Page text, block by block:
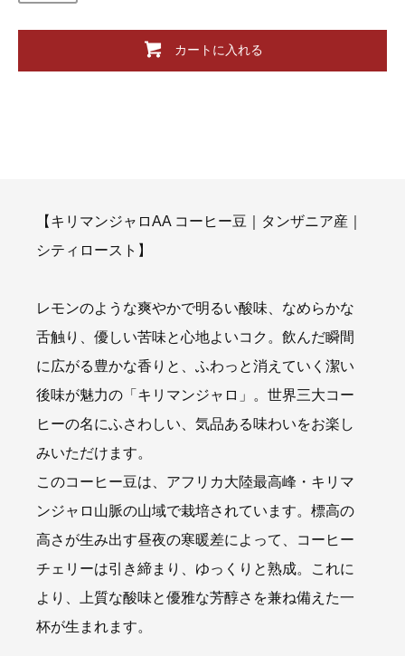
カートに入れる
【キリマンジャロAA コーヒー豆｜タンザニア産｜
シティロースト】
レモンのような爽やかで明るい酸味、なめらかな
舌触り、優しい苦味と心地よいコク。飲んだ瞬間
に広がる豊かな香りと、ふわっと消えていく潔い
後味が魅力の「キリマンジャロ」。世界三大コー
ヒーの名にふさわしい、気品ある味わいをお楽し
みいただけます。
このコーヒー豆は、アフリカ大陸最高峰・キリマ
ンジャロ山脈の山域で栽培されています。標高の
高さが生み出す昼夜の寒暖差によって、コーヒー
チェリーは引き締まり、ゆっくりと熟成。これに
より、上質な酸味と優雅な芳醇さを兼ね備えた一
杯が生まれます。